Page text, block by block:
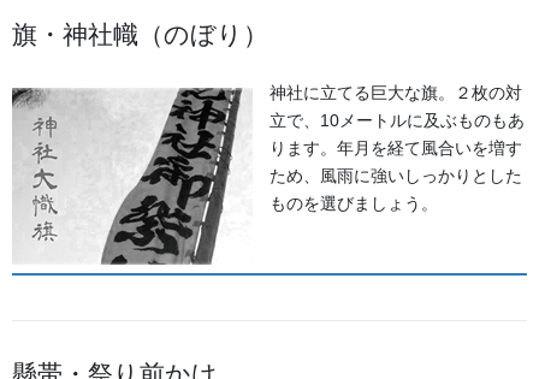
出かけてみる石川のお祭り【必須ア
イテム】
オリジナル半纏・法被
オリジナルで製作する半纏を
にあった色合いや絵柄、風合い
旗・神社幟（のぼり）
神社に立てる巨大な旗。２枚の対
立で、10メートルに及ぶものもあ
ります。年月を経て風合いを増す
ため、風雨に強いしっかりとした
ものを選びましょう。